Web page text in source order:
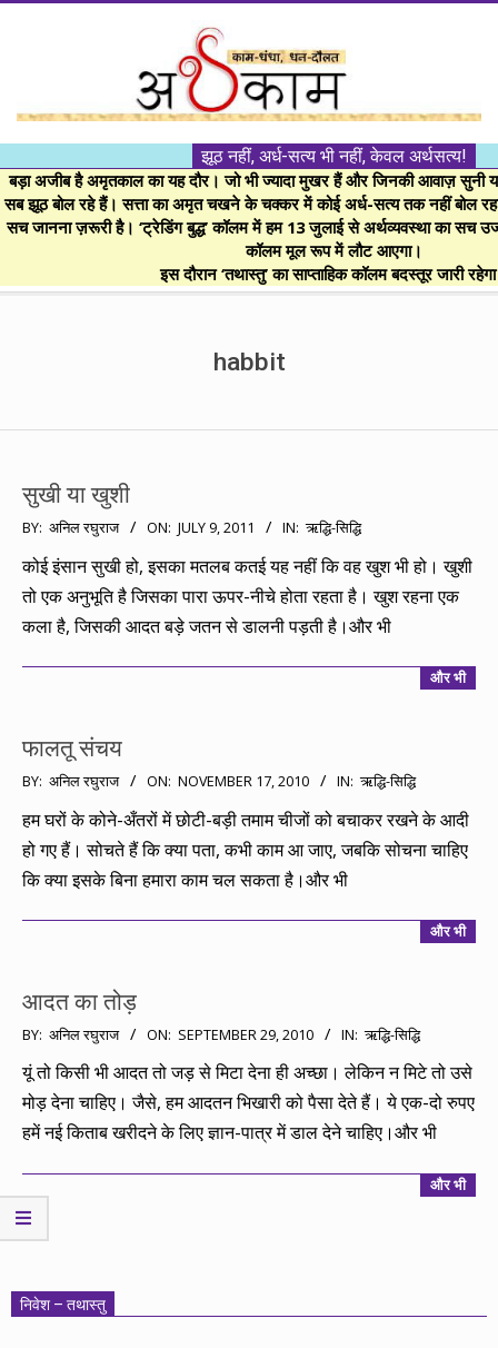
।।
अर्थकाम।।
BE
FINANCIALLY
झूठ नहीं, अर्ध-सत्य भी नहीं, केवल अर्थसत्य!
बड़ा अजीब है अमृतकाल का यह दौर। जो भी ज्यादा मुखर हैं और जिनकी आवाज़ सुनी
सब झूठ बोल रहे हैं। सत्ता का अमृत चखने के चक्कर में कोई अर्ध-सत्य तक नहीं बोल
सच जानना ज़रूरी है। ‘ट्रेडिंग बुद्ध’ कॉलम में हम 13 जुलाई से अर्थव्यवस्था का सच
कॉलम मूल रूप में लौट आएगा।
इस दौरान ‘तथास्तु’ का साप्ताहिक कॉलम बदस्तूर जारी
habbit
सुखी या खुशी
2011-
07-
09
BY: अनिल रघुराज ON: JULY 9, 2011 IN: ऋद्धि-सिद्धि
कोई इंसान सुखी हो, इसका मतलब कतई यह नहीं कि वह खुश भी हो। खुशी
तो एक अनुभूति है जिसका पारा ऊपर-नीचे होता रहता है। खुश रहना एक
कला है, जिसकी आदत बड़े जतन से डालनी पड़ती है।और भी
और भी
फालतू संचय
2010-
17
BY: अनिल रघुराज ON: NOVEMBER 17, 2010 IN: ऋद्धि-सिद्धि
हम घरों के कोने-अँतरों में छोटी-बड़ी तमाम चीजों को बचाकर रखने के आदी
हो गए हैं। सोचते हैं कि क्या पता, कभी काम आ जाए, जबकि सोचना चाहिए
कि क्या इसके बिना हमारा काम चल सकता है।और भी
और भी
आदत का तोड़
2010-
09-
29
BY: अनिल रघुराज ON: SEPTEMBER 29, 2010 IN: ऋद्धि-सिद्धि
यूं तो किसी भी आदत तो जड़ से मिटा देना ही अच्छा। लेकिन न मिटे तो उसे
मोड़ देना चाहिए। जैसे, हम आदतन भिखारी को पैसा देते हैं। ये एक-दो रुपए
हमें नई किताब खरीदने के लिए ज्ञान-पात्र में डाल देने चाहिए।और भी
और भी
निवेश – तथास्तु